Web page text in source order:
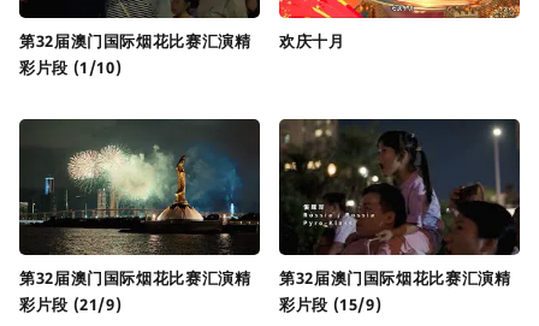
第32届澳门国际烟花比赛汇演精
彩片段 (1/10)
欢庆十月
第32届澳门国际烟花比赛汇演精
彩片段 (21/9)
第32届澳门国际烟花比赛汇演精
彩片段 (15/9)